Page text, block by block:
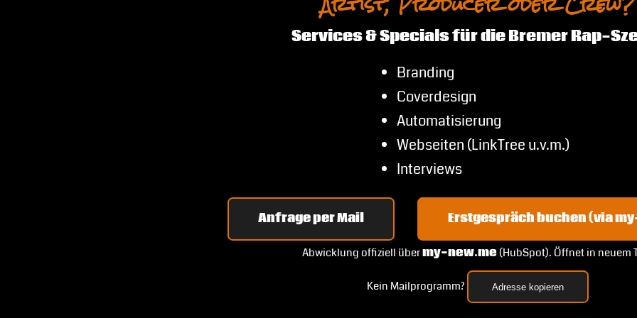
Services & Specials für die Bremer Rap-
Branding
Coverdesign
Automatisierung
Webseiten (LinkTree u.v.m.)
Interviews
Anfrage per Mail Erstgespräch buchen (via
Abwicklung offiziell übermy-new.me(HubSpot). Öffnet in neuem
Kein Mailprogramm? Adresse kopieren